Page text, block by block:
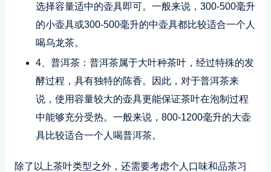
选择容量适中的壶具即可。一般来说，300-500毫升
的小壶具或300-500毫升的中壶具都比较适合一个人
喝乌龙茶。
4、普洱茶：普洱茶属于大叶种茶叶，经过特殊的发
酵过程，具有独特的陈香。因此，对于普洱茶来
说，使用容量较大的壶具更能保证茶叶在泡制过程
中能够充分受热。一般来说，800-1200毫升的大壶
具比较适合一个人喝普洱茶。
除了以上茶叶类型之外，还需要考虑个人口味和品茶习